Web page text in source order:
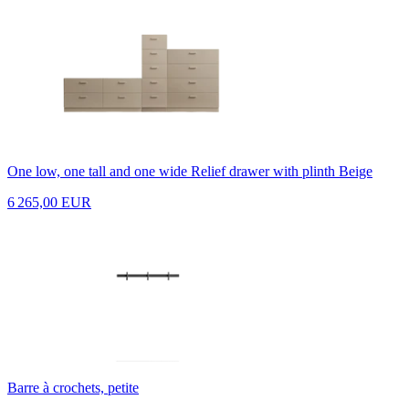
One low, one tall and one wide Relief drawer with plinth Beige
6 265,00 EUR
Barre à crochets, petite